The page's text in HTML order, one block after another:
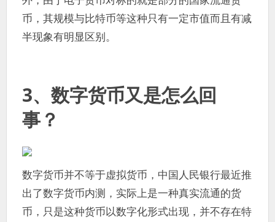
币，其规模与比特币等这种只有一定市值而且有减
半现象有明显区别。
3、数字货币又是怎么回
事？
数字货币并不等于虚拟货币，中国人民银行最近推
出了数字货币内测，实际上是一种真实流通的货
币，只是这种货币以数字化形式出现，并不存在特